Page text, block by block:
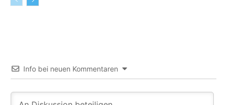
Info bei neuen Kommentaren